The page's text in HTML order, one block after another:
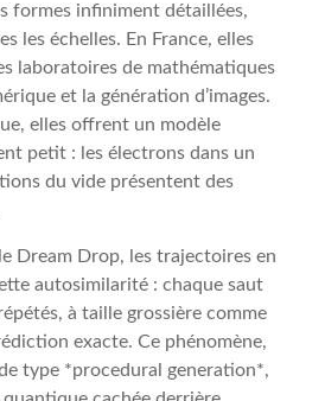
formes infiniment détaillées,
les échelles. En France, elles
laboratoires de mathématiques
et la génération d’images.
elles offrent un modèle
petit : les électrons dans un
du vide présentent des
Dream Drop, les trajectoires en
autosimilarité : chaque saut
à taille grossière comme
exacte. Ce phénomène,
type *procedural generation*,